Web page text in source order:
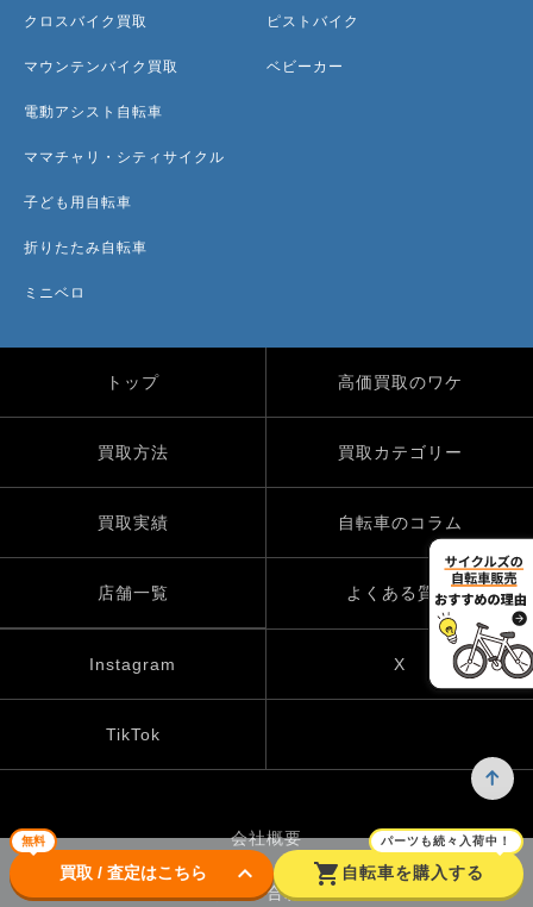
無料
買取 / 査定はこちら keyboard_arrow_down shopping_cart
パーツも続々入荷中！
自転車を購入する
クロスバイク買取
マウンテンバイク買取
電動アシスト自転車
ママチャリ・シティサイクル
子ども用自転車
折りたたみ自転車
ミニベロ
ピストバイク
ベビーカー
トップ 高価買取のワケ
買取方法 買取カテゴリー
買取実績 自転車のコラム
店舗一覧 よくある質問
Instagram X
TikTok
会社概要
お問い合わせ